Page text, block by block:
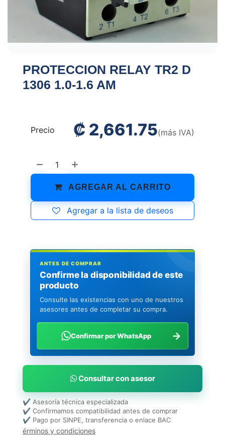
PROTECCION RELAY TR2 D
1306 1.0-1.6 AM
AGREGAR AL CARRITO
Agregar a la lista de deseos
Precio ₡ 2,661.75(más IVA)
ANTES DE COMPRAR
Confirme la disponibilidad de este
producto
Consulte las existencias con uno de nuestros
asesores antes de completar su compra.
Confirmar por WhatsApp →
Consultar con asesor
✔ Asesoría técnica especializada
✔ Confirmamos compatibilidad antes de comprar
✔ Pago por SINPE, transferencia o enlace BAC
érminos y condiciones